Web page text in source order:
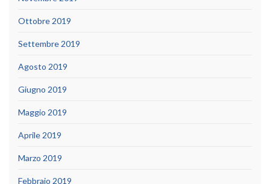
Ottobre 2019
Settembre 2019
Agosto 2019
Giugno 2019
Maggio 2019
Aprile 2019
Marzo 2019
Febbraio 2019